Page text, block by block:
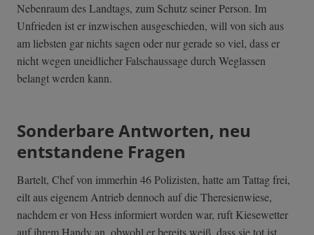
Nebenraum des Landtags, zum Schutz seiner Person. Im
Unfrieden ist er inzwischen ausgeschieden, will von sich aus
am liebsten gar nichts sagen oder nur gerade so viel, dass er
nicht wegen uneidlicher Falschaussage durch Weglassen
belangt werden kann.
Sonderbare Antworten, neu
entstandene Fragen
Bartelt, Chef von immerhin 46 Polizisten, hatte am Tattag frei,
eilt aus eigenem Antrieb dennoch auf die Theresienwiese,
nachdem er von Hess informiert worden war, ruft Kiesewetter
auf ihrem Handy an, obwohl er bereits weiß, dass sie tot ist.